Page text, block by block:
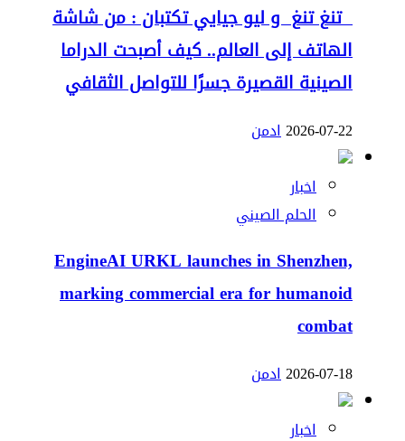
تنغ تنغ و ليو جيايي تكتبان : من شاشة
الهاتف إلى العالم.. كيف أصبحت الدراما
الصينية القصيرة جسرًا للتواصل الثقافي
2026-07-22ادمن
اخبار
الحلم الصيني
EngineAI URKL launches in Shenzhen,
marking commercial era for humanoid
combat
2026-07-18ادمن
اخبار